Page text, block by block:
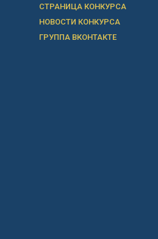
СТРАНИЦА КОНКУРСА
НОВОСТИ КОНКУРСА
ГРУППА ВКОНТАКТЕ